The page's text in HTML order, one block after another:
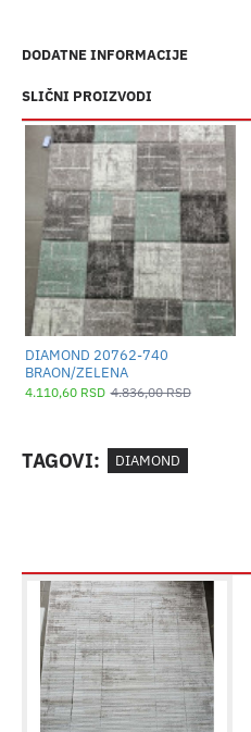
SLIČNI PROIZVODI
DIAMOND 20762-740
BRAON/ZELENA
4.110,60 RSD 4.836,00 RSD
DODATNE INFORMACIJE
TAGOVI: DIAMOND